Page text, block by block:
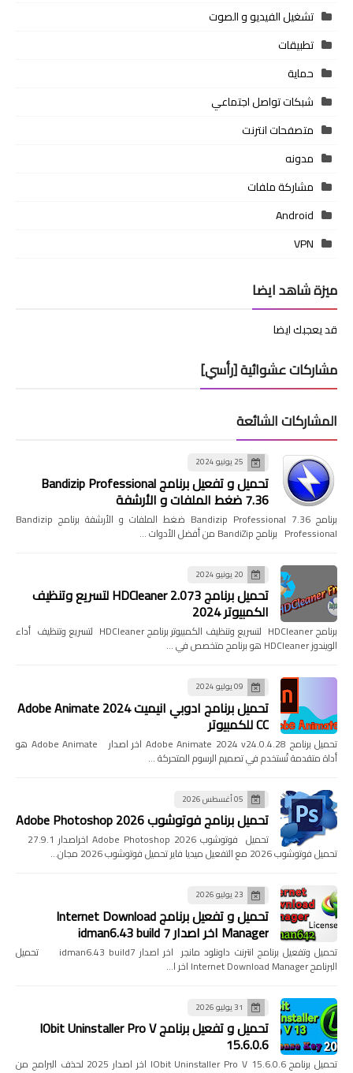
تشغيل الفيديو و الصوت
تطبيقات
حماية
شبكات تواصل اجتماعي
متصفحات انترنت
مدونه
مشاركة ملفات
Android
VPN
ميزة شاهد ايضا
قد يعجبك ايضا
مشاركات عشوائية [رأسي]
المشاركات الشائعة
25 يونيو 2024
تحميل و تفعيل برنامج Bandizip Professional
7.36 ضغط الملفات و الأرشفة
برنامج Bandizip Professional 7.36 ضغط الملفات و الأرشفة برنامج Bandizip
Professional برنامج BandiZip من أفضل الأدوات …
20 يونيو 2024
تحميل برنامج HDCleaner 2.073 لتسريع وتنظيف
الكمبيوتر 2024
برنامج HDCleaner لتسريع وتنظيف الكمبيوتر برنامج HDCleaner لتسريع وتنظيف أداء
الويندوز HDCleaner هو برنامج متخصص في …
09 يوليو 2024
تحميل برنامج ادوبي انيميت 2024 Adobe Animate
CC للكمبيوتر
تحميل برنامج Adobe Animate 2024 v24.0.4.28 اخر اصدار Adobe Animate هو
أداة متقدمة تُستخدم في تصميم الرسوم المتحركة …
05 أغسطس 2026
تحميل برنامج فوتوشوب Adobe Photoshop 2026
تحميل فوتوشوب 2026 مع التفعيل ميديا فاير تحميل فوتوشوب 2026 مجان…
23 يوليو 2026
تحميل و تفعيل برنامج Internet Download
Manager اخر اصدار idman6.43 build 7
تحميل وتفعيل برنامج انترنت داونلود مانجر اخر اصدار idman6.43 build7 تحميل
البرنامج Internet Download Manager اخر ا…
31 يوليو 2026
تحميل و تفعيل برنامج IObit Uninstaller Pro V
15.6.0.6
تحميل برنامج IObit Uninstaller Pro V 15.6.0.6 اخر اصدار 2025 لحذف البرامج من